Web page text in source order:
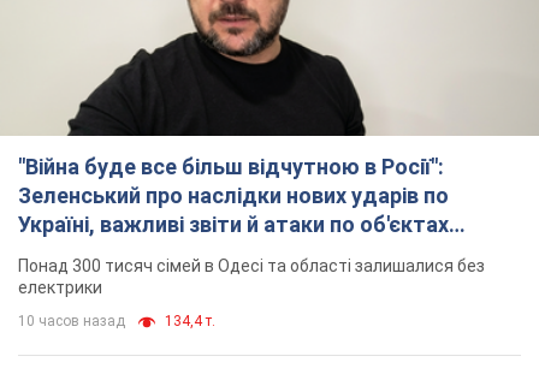
"Війна буде все більш відчутною в Росії":
Зеленський про наслідки нових ударів по
Україні, важливі звіти й атаки по об'єктах
ворога. Відео
Понад 300 тисяч сімей в Одесі та області залишалися без
електрики
10 часов назад 134,4 т.